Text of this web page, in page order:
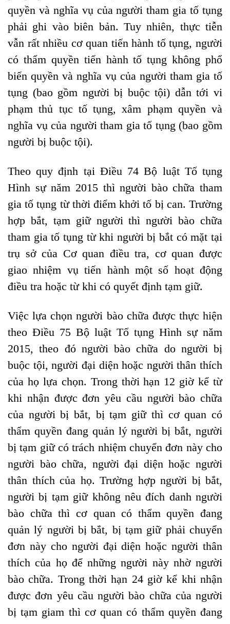
quyền và nghĩa vụ của người tham gia tố tụng
phải ghi vào biên bản. Tuy nhiên, thực tiễn
vẫn rất nhiều cơ quan tiến hành tố tụng, người
có thẩm quyền tiến hành tố tụng không phổ
biến quyền và nghĩa vụ của người tham gia tố
tụng (bao gồm người bị buộc tội) dẫn tới vi
phạm thủ tục tố tụng, xâm phạm quyền và
nghĩa vụ của người tham gia tố tụng (bao gồm
người bị buộc tội).
Theo quy định tại Điều 74 Bộ luật Tố tụng
Hình sự năm 2015 thì người bào chữa tham
gia tố tụng từ thời điểm khởi tố bị can. Trường
hợp bắt, tạm giữ người thì người bào chữa
tham gia tố tụng từ khi người bị bắt có mặt tại
trụ sở của Cơ quan điều tra, cơ quan được
giao nhiệm vụ tiến hành một số hoạt động
điều tra hoặc từ khi có quyết định tạm giữ.
Việc lựa chọn người bào chữa được thực hiện
theo Điều 75 Bộ luật Tố tụng Hình sự năm
2015, theo đó người bào chữa do người bị
buộc tội, người đại diện hoặc người thân thích
của họ lựa chọn. Trong thời hạn 12 giờ kể từ
khi nhận được đơn yêu cầu người bào chữa
của người bị bắt, bị tạm giữ thì cơ quan có
thẩm quyền đang quản lý người bị bắt, người
bị tạm giữ có trách nhiệm chuyển đơn này cho
người bào chữa, người đại diện hoặc người
thân thích của họ. Trường hợp người bị bắt,
người bị tạm giữ không nêu đích danh người
bào chữa thì cơ quan có thẩm quyền đang
quản lý người bị bắt, bị tạm giữ phải chuyển
đơn này cho người đại diện hoặc người thân
thích của họ để những người này nhờ người
bào chữa. Trong thời hạn 24 giờ kể khi nhận
được đơn yêu cầu người bào chữa của người
bị tạm giam thì cơ quan có thẩm quyền đang